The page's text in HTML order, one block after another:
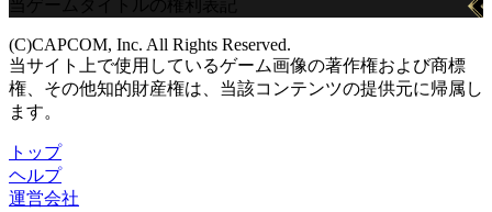
当ゲームタイトルの権利表記
(C)CAPCOM, Inc. All Rights Reserved.
当サイト上で使用しているゲーム画像の著作権および商標
権、その他知的財産権は、当該コンテンツの提供元に帰属し
ます。
トップ
ヘルプ
運営会社